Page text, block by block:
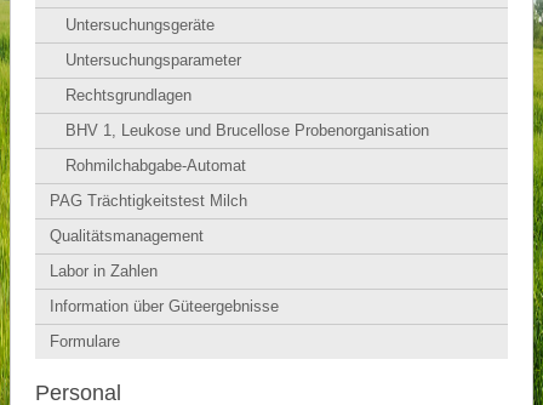
Untersuchungsgeräte
Untersuchungsparameter
Rechtsgrundlagen
BHV 1, Leukose und Brucellose Probenorganisation
Rohmilchabgabe-Automat
PAG Trächtigkeitstest Milch
Qualitätsmanagement
Labor in Zahlen
Information über Güteergebnisse
Formulare
Personal